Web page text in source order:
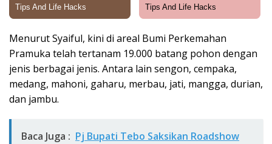
Menurut Syaiful, kini di areal Bumi Perkemahan
Pramuka telah tertanam 19.000 batang pohon dengan
jenis berbagai jenis. Antara lain sengon, cempaka,
medang, mahoni, gaharu, merbau, jati, mangga, durian,
dan jambu.
Baca Juga : Pj Bupati Tebo Saksikan Roadshow